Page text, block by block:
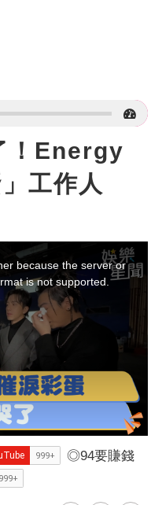
！Energy
工作人
because the server or
is not supported.
◎94要賺錢